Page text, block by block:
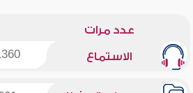
عدد مرات
الاستماع